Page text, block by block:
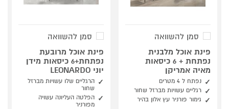
סמן להשוואה
פינת אוכל מלבנית
נפתחת + 6 כיסאות
מאיה אמריקן
נפתח ל 4 מטרים
רגליים עשויות מברזל שחור
גימור פורניר עץ אלון בהיר
סמן להשוואה
פינת אוכל מרובעת
נפתחת+6 כיסאות מידן
יוני LEONARDO
הרגליים שלו עשויות מברזל
שחור
הפלטה העליונה עשויה
מפורניר